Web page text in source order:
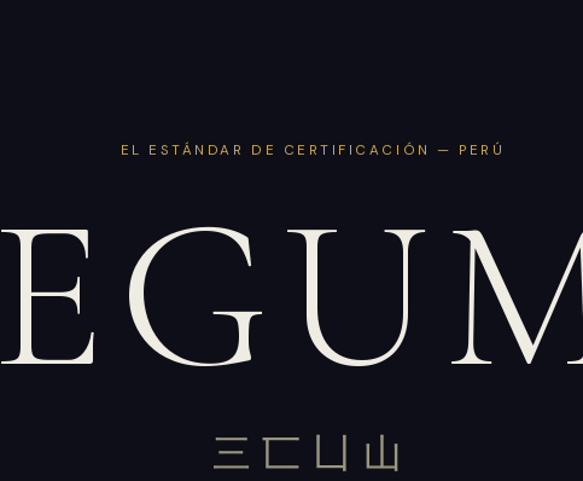
EL ESTÁNDAR DE CERTIFICACIÓN — PERÚ
三匸凵山